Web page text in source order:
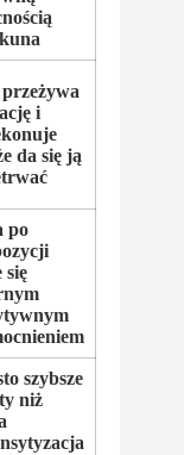
przeżywa
i
da się ją
po
się
szybsze
niż